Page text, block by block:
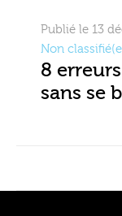
Publié le 13
Non
8
sans se